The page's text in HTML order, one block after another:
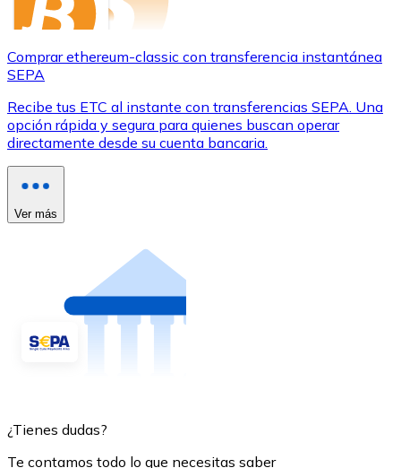
Comprar ethereum-classic con transferencia instantánea
SEPA
Recibe tus ETC al instante con transferencias SEPA. Una
opción rápida y segura para quienes buscan operar
directamente desde su cuenta bancaria.
Ver más
¿Tienes dudas?
Te contamos todo lo que necesitas saber